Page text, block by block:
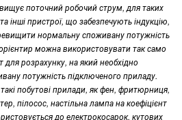
поточний робочий струм, для таких
інші пристрої, що забезпечують індукцію,
нормальну споживану потужність
можна використовувати так само
для розрахунку, на який необхідно
потужність підключеного приладу.
побутові прилади, як фен, фритюрниця,
пілосос, настільна лампа на коефіцієнт
до електрокосарок, кутових